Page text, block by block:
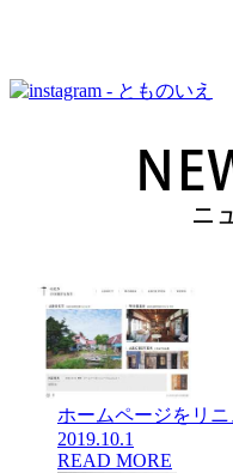
ホームページをリニ
2019.10.1
READ MORE